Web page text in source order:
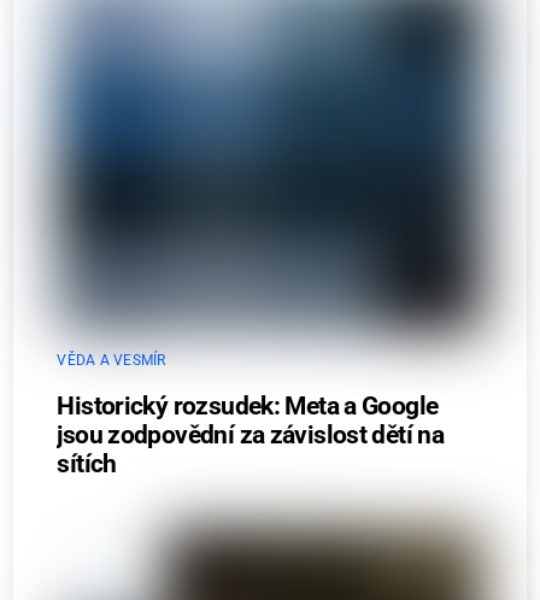
VĚDA A VESMÍR
Historický rozsudek: Meta a Google
jsou zodpovědní za závislost dětí na
sítích